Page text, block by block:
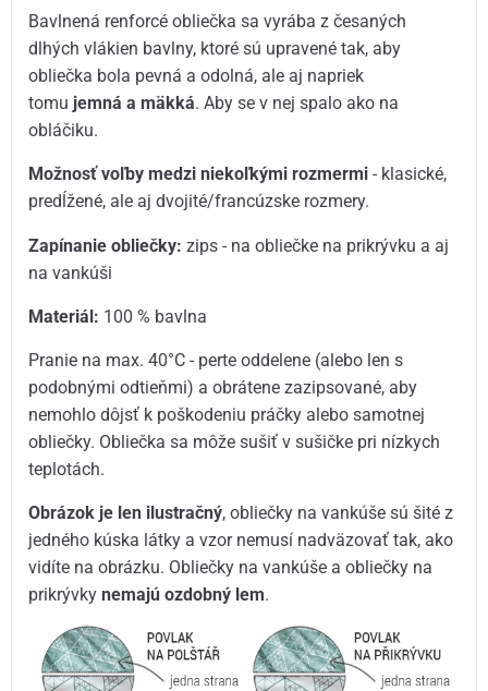
Bavlnená renforcé obliečka sa vyrába z česaných
dlhých vlákien bavlny, ktoré sú upravené tak, aby
obliečka bola pevná a odolná, ale aj napriek
tomu jemná a mäkká. Aby se v nej spalo ako na
obláčiku.
Možnosť voľby medzi niekoľkými rozmermi - klasické,
predĺžené, ale aj dvojité/francúzske rozmery.
Zapínanie obliečky: zips - na obliečke na prikrývku a aj
na vankúši
Materiál: 100 % bavlna
Pranie na max. 40°C - perte oddelene (alebo len s
podobnými odtieňmi) a obrátene zazipsované, aby
nemohlo dôjsť k poškodeniu práčky alebo samotnej
obliečky. Obliečka sa môže sušiť v sušičke pri nízkych
teplotách.
Obrázok je len ilustračný, obliečky na vankúše sú šité z
jedného kúska látky a vzor nemusí nadväzovať tak, ako
vidíte na obrázku. Obliečky na vankúše a obliečky na
prikrývkynemajú ozdobný lem.